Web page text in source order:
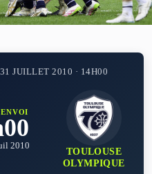
JUILLET 2010 · 14H00
2010
TOULOUSE
OLYMPIQUE